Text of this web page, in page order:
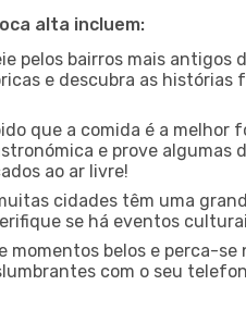
alta incluem:
pelos bairros mais antigos
e descubra as
que a comida é a melhor
e prove algumas
ao ar livre!
cidades têm uma
se há eventos
momentos belos e perca-
com o seu